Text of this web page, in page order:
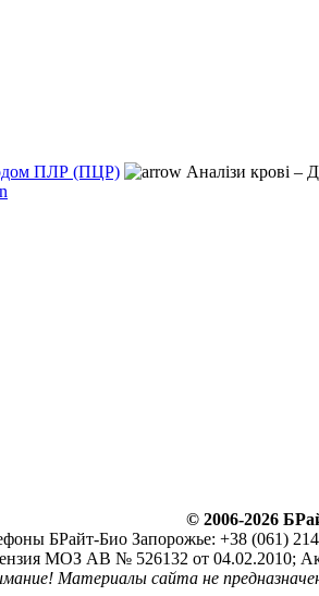
ПЛР (ПЦР) Аналізи крові –
© 2006-2026
БРайт-Био Запорожье: +38 (061)
МОЗ АВ № 526132 от 04.02.2010;
Материалы сайта не